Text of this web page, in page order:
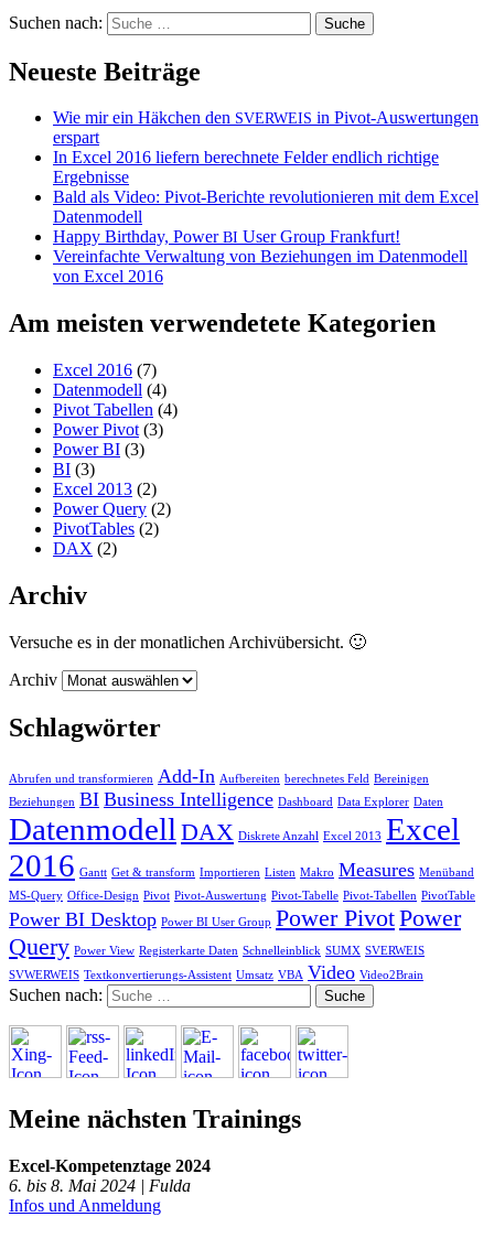
Suchen nach:
Neueste Beiträge
Wie mir ein Häkchen den SVERWEIS in Pivot-Auswertungen
erspart
In Excel 2016 liefern berechnete Felder endlich richtige
Ergebnisse
Bald als Video: Pivot-Berichte revolutionieren mit dem Excel
Datenmodell
Happy Birthday, PowerBI User Group Frankfurt!
Vereinfachte Verwaltung von Beziehungen im Datenmodell
von Excel 2016
Am meisten verwendetete Kategorien
Excel 2016 (7)
Datenmodell (4)
Pivot Tabellen (4)
Power Pivot (3)
Power BI (3)
BI (3)
Excel 2013 (2)
Power Query (2)
PivotTables (2)
DAX (2)
Archiv
Versuche es in der monatlichen Archivübersicht. 🙂
Archiv
Schlagwörter
Abrufen und transformieren Add-In Aufbereiten berechnetes Feld Bereinigen
Beziehungen BI Business Intelligence Dashboard Data Explorer Daten
Datenmodell DAX Diskrete Anzahl Excel 2013 Excel
2016 Gantt Get & transform Importieren Listen Makro Measures Menüband
MS-Query Office-Design Pivot Pivot-Auswertung Pivot-Tabelle Pivot-Tabellen PivotTable
Power BI Desktop Power BI User Group Power PivotPower
Query Power View Registerkarte Daten Schnelleinblick SUMX SVERWEIS
SVWERWEIS Textkonvertierungs-Assistent Umsatz VBA Video Video2Brain
Suchen nach:
Meine nächsten Trainings
Excel-Kompetenztage 2024
6. bis 8. Mai 2024 | Fulda
Infos und Anmeldung